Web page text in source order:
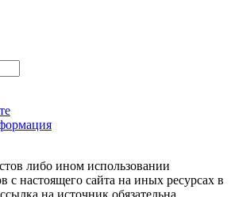
либо ином использовании
с настоящего сайта на иных ресурсах в
на источник обязательна.